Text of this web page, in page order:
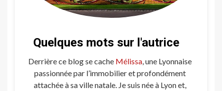
Quelques mots sur l'autrice
Derrière ce blog se cache Mélissa, une Lyonnaise
passionnée par l’immobilier et profondément
attachée à sa ville natale. Je suis née à Lyon et,